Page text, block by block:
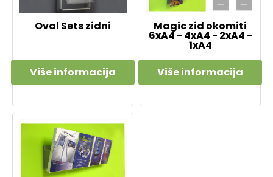
Oval Sets zidni
Više informacija
Magic zid okomiti
6xA4 - 4xA4 - 2xA4 -
1xA4
Više informacija